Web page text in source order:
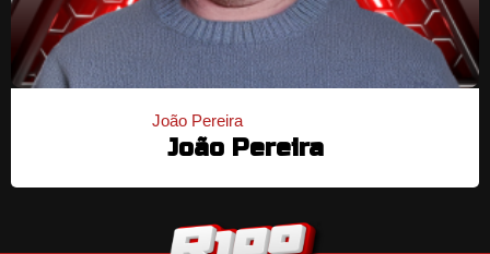
João Pereira
João Pereira